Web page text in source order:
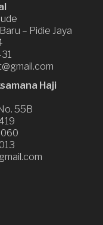
– Pidie Jaya
Haji
55B